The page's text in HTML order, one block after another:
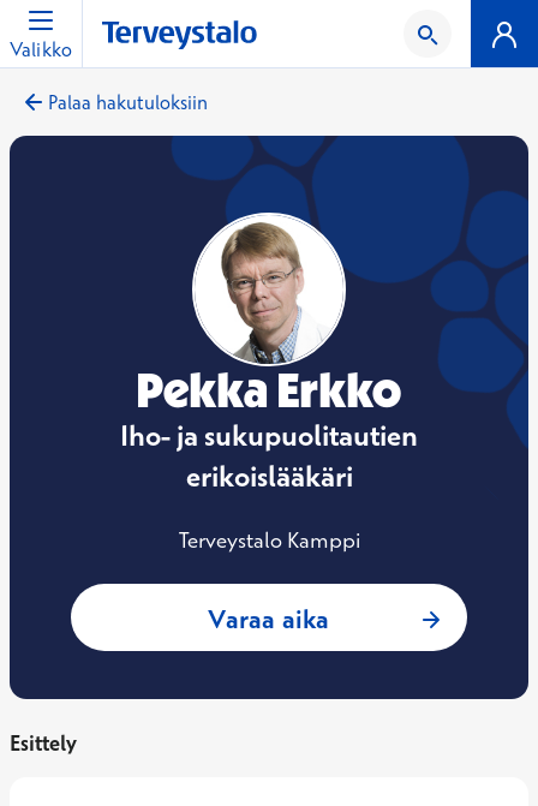
Valikko
Palaa hakutuloksiin
Pekka Erkko
Iho- ja sukupuolitautien
erikoislääkäri
Terveystalo Kamppi
Varaa aika : Pekka Erkko,
Esittely